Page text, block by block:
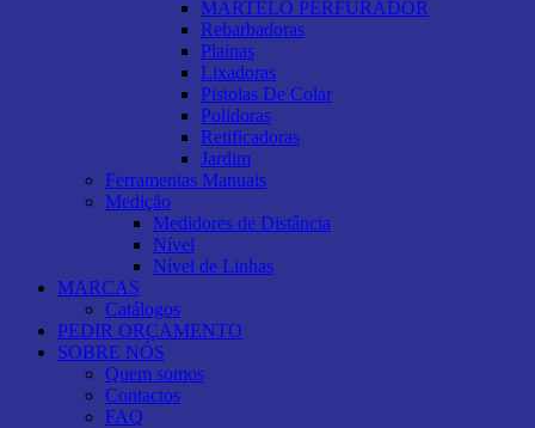
MARTELO PERFURADOR
Rebarbadoras
Plainas
Lixadoras
Pistolas De Colar
Polidoras
Retificadoras
Jardim
Ferramentas Manuais
Medição
Medidores de Distância
Nível
Nível de Linhas
MARCAS
Catálogos
PEDIR ORÇAMENTO
SOBRE NÓS
Quem somos
Contactos
FAQ